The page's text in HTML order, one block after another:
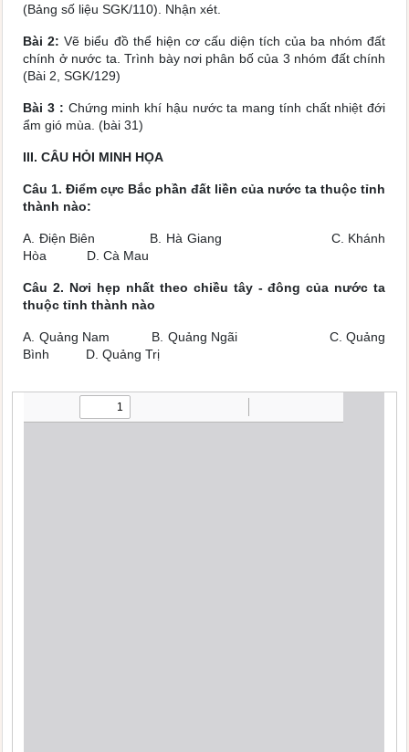
(Bảng số liệu SGK/110). Nhận xét.
Bài 2: Vẽ biểu đồ thể hiện cơ cấu diện tích của ba nhóm đất
chính ở nước ta. Trình bày nơi phân bố của 3 nhóm đất chính
(Bài 2, SGK/129)
Bài 3 : Chứng minh khí hậu nước ta mang tính chất nhiệt đới
ẩm gió mùa. (bài 31)
III. CÂU HỎI MINH HỌA
Câu 1. Điểm cực Bắc phần đất liền của nước ta thuộc tỉnh
thành nào:
A. Điện Biên B. Hà Giang C. Khánh
Hòa D. Cà Mau
Câu 2. Nơi hẹp nhất theo chiều tây - đông của nước ta
thuộc tỉnh thành nào
A. Quảng Nam B. Quảng Ngãi C. Quảng
Bình D. Quảng Trị